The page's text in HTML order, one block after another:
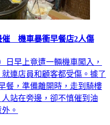
催 機車暴衝早餐店2人傷
日早上竟遭一輛機車闖入，
連店員和顧客都受傷。據了
餐，準備離開時，走到騎樓
站在旁邊，卻不慎催到油
。